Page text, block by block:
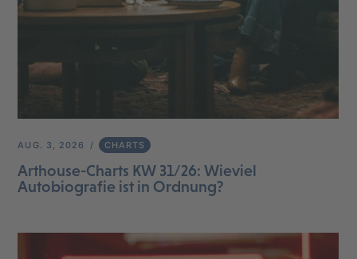
AUG. 3, 2026 CHARTS
Arthouse-Charts KW 31/26: Wieviel
Autobiografie ist in Ordnung?